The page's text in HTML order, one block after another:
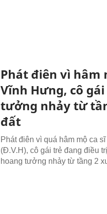
Phát điên vì hâm
Vĩnh Hưng, cô
tưởng nhảy từ
đất
Phát điên vì quá hâm mộ ca
(Đ.V.H), cô gái trẻ đang điều
hoang tưởng nhảy từ tầng 2